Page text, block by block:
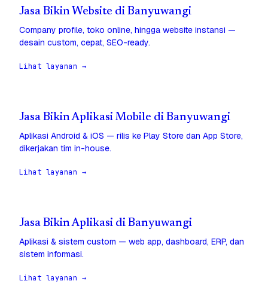
Jasa Bikin Website di Banyuwangi
Company profile, toko online, hingga website instansi —
desain custom, cepat, SEO-ready.
Lihat layanan →
Jasa Bikin Aplikasi Mobile di Banyuwangi
Aplikasi Android & iOS — rilis ke Play Store dan App Store,
dikerjakan tim in-house.
Lihat layanan →
Jasa Bikin Aplikasi di Banyuwangi
Aplikasi & sistem custom — web app, dashboard, ERP, dan
sistem informasi.
Lihat layanan →